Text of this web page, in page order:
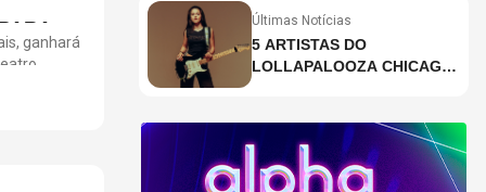
OS
ganhará
direção
de
PAULO?
Últimas Notícias
5 ARTISTAS DO
LOLLAPALOOZA CHICAGO